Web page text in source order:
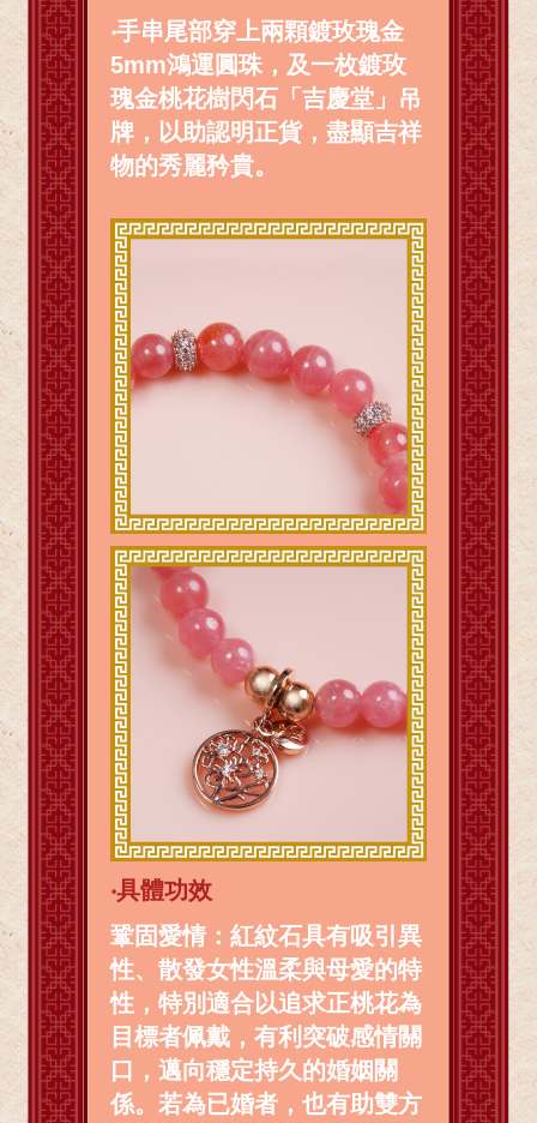
‧手串尾部穿上兩顆鍍玫瑰金
5mm鴻運圓珠，及一枚鍍玫
瑰金桃花樹閃石「吉慶堂」吊
牌，以助認明正貨，盡顯吉祥
物的秀麗矜貴。
‧具體功效
鞏固愛情：紅紋石具有吸引異
性、散發女性溫柔與母愛的特
性，特別適合以追求正桃花為
目標者佩戴，有利突破感情關
口，邁向穩定持久的婚姻關
係。若為已婚者，也有助雙方